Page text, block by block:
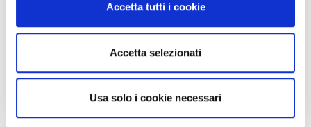
Accetta tutti i cookie
Accetta selezionati
Usa solo i cookie necessari
La protezione è garantita dalla larghezza di ben 65 mm (non a caso anche la